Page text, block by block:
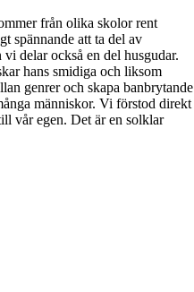
från olika skolor rent
spännande att ta del av
delar också en del husgudar.
hans smidiga och liksom
genrer och skapa banbrytande
människor. Vi förstod direkt
vår egen. Det är en solklar